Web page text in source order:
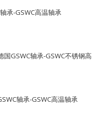
承-GSWC高温轴承
国GSWC轴承-GSWC不锈钢高
轴承-GSWC高温轴承